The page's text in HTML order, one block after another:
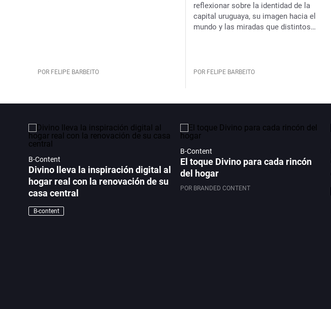
POR FELIPE BARBEITO
reflexionar sobre la identidad de la
capital uruguaya, su imagen hacia el
mundo y las miradas que distintos
POR FELIPE BARBEITO
B-Content
Divino lleva la inspiración digital al
hogar real con la renovación de su
casa central
B-content
B-Content
El toque Divino para cada rincón
del hogar
POR BRANDED CONTENT